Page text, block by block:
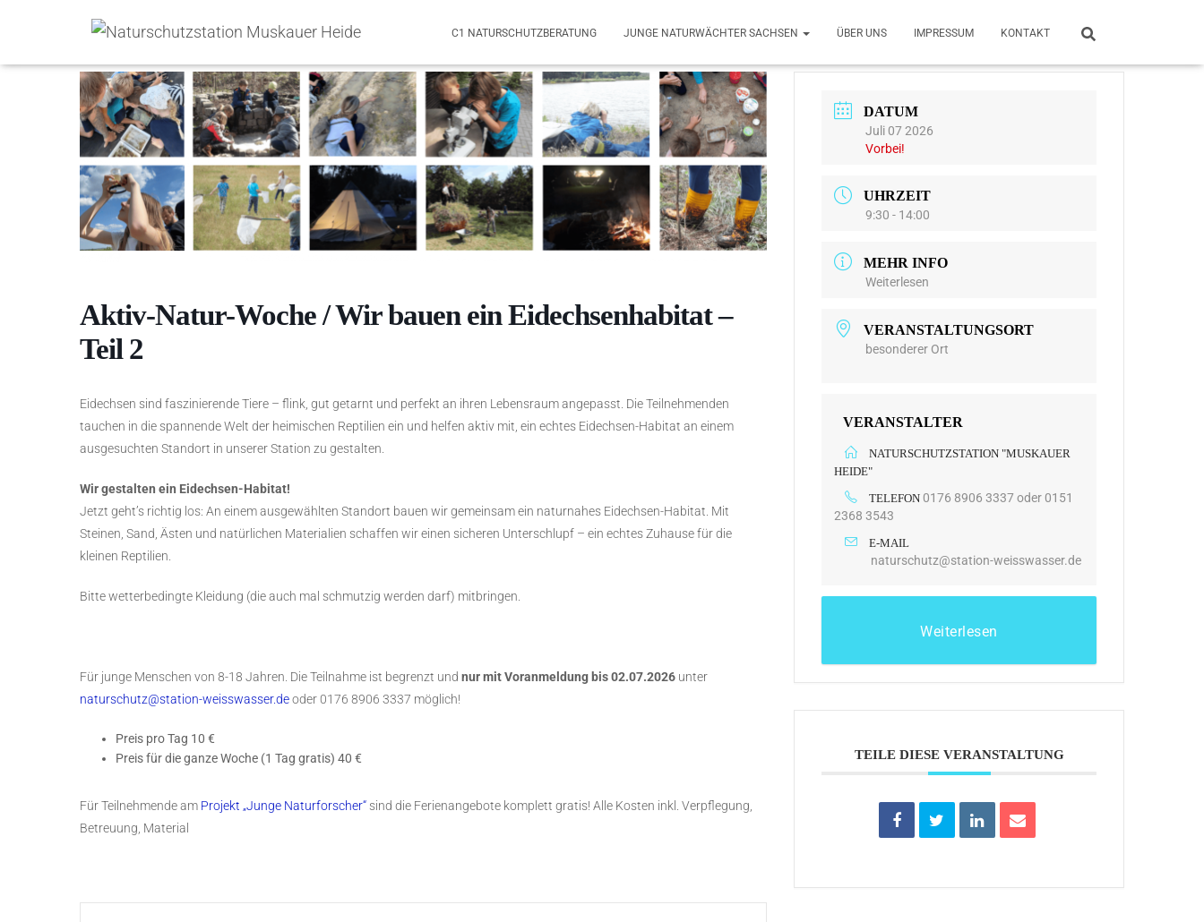
C1 NATURSCHUTZBERATUNG JUNGE NATURWÄCHTER SACHSEN ÜBER UNS IMPRESSUM KONTAKT
Aktiv-Natur-Woche / Wir bauen ein Eidechsenhabitat –
Teil 2
Eidechsen sind faszinierende Tiere – flink, gut getarnt und perfekt an ihren Lebensraum angepasst. Die Teilnehmenden
tauchen in die spannende Welt der heimischen Reptilien ein und helfen aktiv mit, ein echtes Eidechsen-Habitat an einem
ausgesuchten Standort in unserer Station zu gestalten.
Wir gestalten ein Eidechsen-Habitat!
Jetzt geht’s richtig los: An einem ausgewählten Standort bauen wir gemeinsam ein naturnahes Eidechsen-Habitat. Mit
Steinen, Sand, Ästen und natürlichen Materialien schaffen wir einen sicheren Unterschlupf – ein echtes Zuhause für die
kleinen Reptilien.
Bitte wetterbedingte Kleidung (die auch mal schmutzig werden darf) mitbringen.
Für junge Menschen von 8-18 Jahren. Die Teilnahme ist begrenzt und nur mit Voranmeldung bis 02.07.2026 unter
naturschutz@station-weisswasser.deoder 0176 8906 3337 möglich!
Preis pro Tag 10 €
Preis für die ganze Woche (1 Tag gratis) 40 €
Für Teilnehmende am Projekt „Junge Naturforscher“ sind die Ferienangebote komplett gratis! Alle Kosten inkl. Verpflegung,
Betreuung, Material
DATUM
Juli 07 2026
Vorbei!
UHRZEIT
9:30 - 14:00
MEHR INFO
Weiterlesen
VERANSTALTUNGSORT
besonderer Ort
VERANSTALTER
NATURSCHUTZSTATION "MUSKAUER
HEIDE"
TELEFON 0176 8906 3337 oder 0151
2368 3543
E-MAIL
naturschutz@station-weisswasser.de
Weiterlesen
TEILE DIESE VERANSTALTUNG